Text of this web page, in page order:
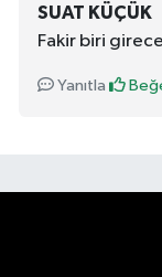
SUAT KÜÇÜK
Fakir biri
Yanıtla